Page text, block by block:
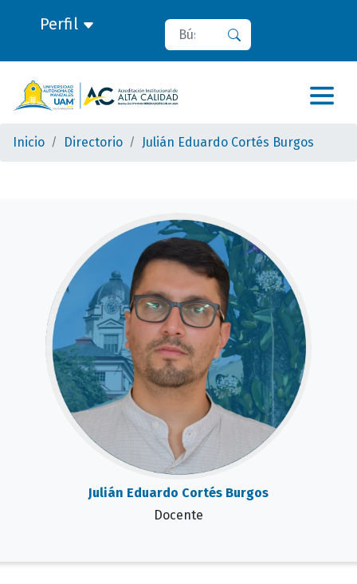
Perfil Buscar
Inicio Directorio Julián Eduardo Cortés Burgos
Julián Eduardo Cortés Burgos
Docente